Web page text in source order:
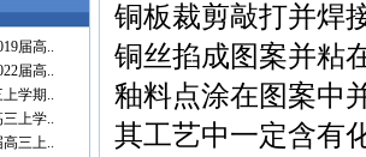
届高..
届高..
学期..
上学..
三上..
铜板裁剪敲打并焊
铜丝掐成图案并粘
釉料点涂在图案中
其工艺中一定含有